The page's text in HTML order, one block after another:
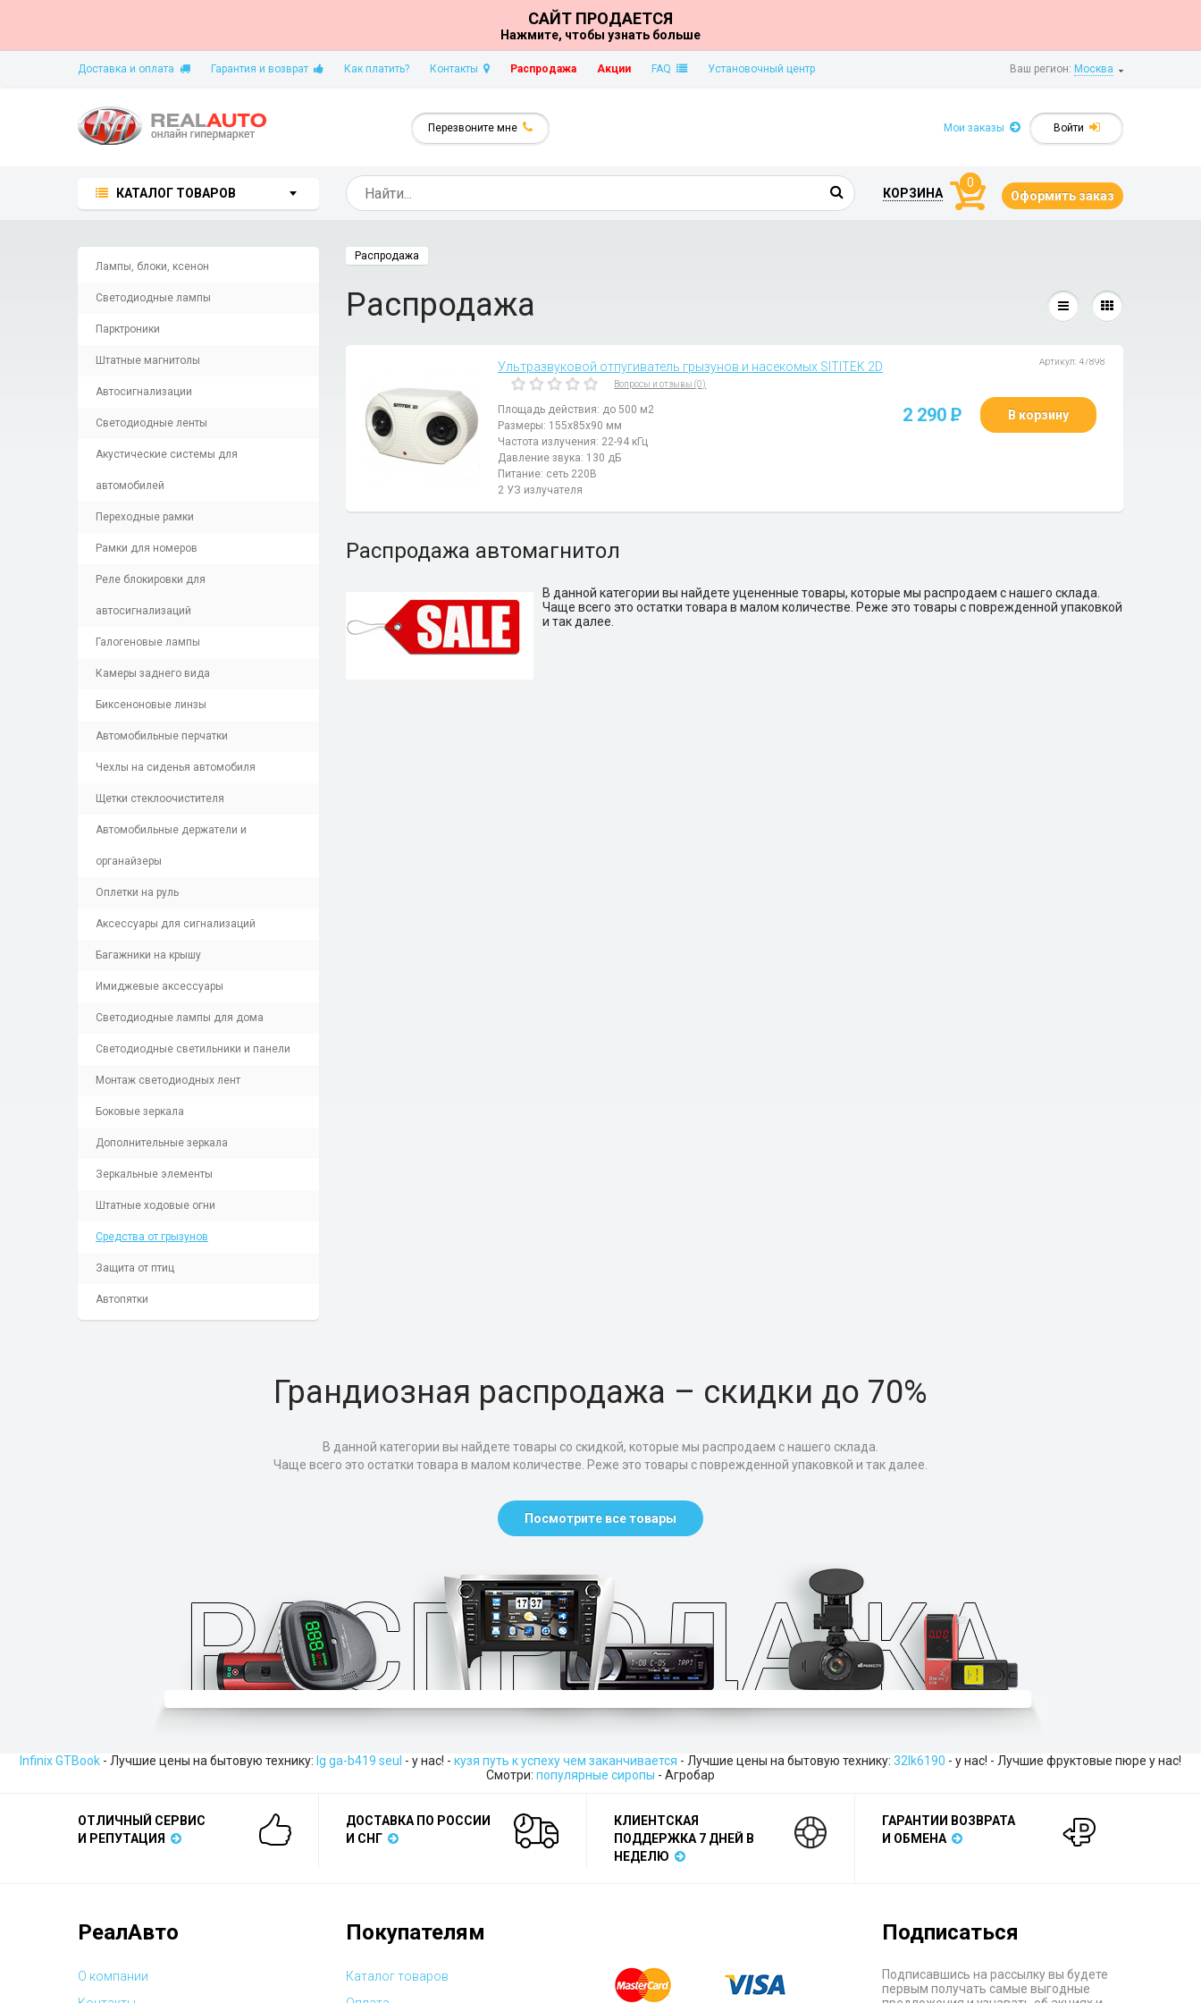
САЙТ ПРОДАЕТСЯ
Нажмите, чтобы узнать больше
Ваш регион: Москва
Доставка и оплата Гарантия и возврат Как платить? Контакты Распродажа Акции FAQ Установочный центр
Перезвоните мне Войти
Мои заказы
КАТАЛОГ ТОВАРОВ КОРЗИНА
0
Оформить заказ
Лампы, блоки, ксенон
Светодиодные лампы
Парктроники
Штатные магнитолы
Автосигнализации
Светодиодные ленты
Акустические системы для
автомобилей
Переходные рамки
Рамки для номеров
Реле блокировки для
автосигнализаций
Галогеновые лампы
Камеры заднего вида
Биксеноновые линзы
Автомобильные перчатки
Чехлы на сиденья автомобиля
Щетки стеклоочистителя
Автомобильные держатели и
органайзеры
Оплетки на руль
Аксессуары для сигнализаций
Багажники на крышу
Имиджевые аксессуары
Светодиодные лампы для дома
Светодиодные светильники и панели
Монтаж светодиодных лент
Боковые зеркала
Дополнительные зеркала
Зеркальные элементы
Штатные ходовые огни
Средства от грызунов
Защита от птиц
Автопятки
Распродажа
Распродажа
Артикул: 47898
Ультразвуковой отпугиватель грызунов и насекомых SITITEK 2D
Вопросы и отзывы (0)
2 290 P В корзину
Площадь действия: до 500 м2
Размеры: 155х85х90 мм
Частота излучения: 22-94 кГц
Давление звука: 130 дБ
Питание: сеть 220В
2 УЗ излучателя
Распродажа автомагнитол
В данной категории вы найдете уцененные товары, которые мы распродаем с нашего склада.
Чаще всего это остатки товара в малом количестве. Реже это товары с поврежденной упаковкой
и так далее.
Грандиозная распродажа – скидки до 70%
В данной категории вы найдете товары со скидкой, которые мы распродаем с нашего склада.
Чаще всего это остатки товара в малом количестве. Реже это товары с поврежденной упаковкой и так далее.
Посмотрите все товары
Infinix GTBook - Лучшие цены на бытовую технику: lg ga-b419 seul - у нас! - кузя путь к успеху чем заканчивается - Лучшие цены на бытовую технику: 32lk6190 - у нас! - Лучшие фруктовые пюре у нас!
Смотри: популярные сиропы - Агробар
ОТЛИЧНЫЙ СЕРВИС
И РЕПУТАЦИЯ
ДОСТАВКА ПО РОССИИ
И СНГ
КЛИЕНТСКАЯ
ПОДДЕРЖКА 7 ДНЕЙ В
НЕДЕЛЮ
ГАРАНТИИ ВОЗВРАТА
И ОБМЕНА
РеалАвто
О компании
Покупателям
Каталог товаров
Подписаться
Подписавшись на рассылку вы будете
первым получать самые выгодные